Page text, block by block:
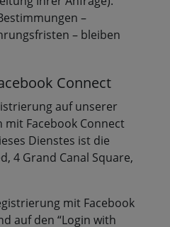
–
– bleiben
Connect
auf unserer
mit Facebook Connect
Dienstes ist die
4 Grand Canal Square,
mit Facebook
auf den “Login with